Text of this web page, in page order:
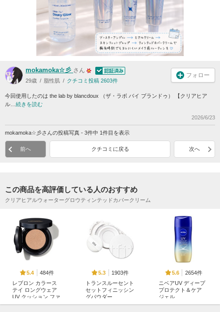
mokamoka☆彡 さん
29歳 脂性肌 クチコミ投稿 2603件
フォロー
今回使用したのは the lab by blancdoux （ザ・ラボ バイ ブランドゥ） 【クリアヒア
ル… 続きを読む
2026/6/23
mokamoka☆彡さんの投稿写真 - 3件中 1件目を表示
前へ クチコミに戻る 次へ
この商品を高評価している人のおすすめ
クリアヒアルウォーターグロウティンテッドカバークリーム
5.4
484件
レブロン カラース
テイ ロングウェア
UV クッション ファ
ンデーション
5.3
1903件
トランスルーセント
セットフィニッシン
グパウダー
5.6
2654件
ニベアUV ディープ
プロテクト＆ケア
ジェル